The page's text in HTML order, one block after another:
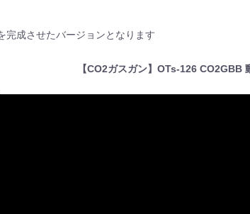
成させたバージョンとなります
【CO2ガスガン】OTs-126 CO2GBB